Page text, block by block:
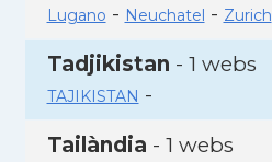
Lugano - Neuchatel - Zurich
Tadjikistan - 1 webs
TAJIKISTAN -
Tailàndia - 1 webs